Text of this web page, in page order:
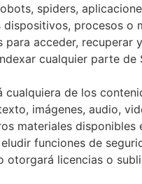
spiders,
procesos o
para acceder, recuperar
cualquier parte de
cualquiera de los
imágenes, audio,
materiales disponibles
funciones de
otorgará licencias o